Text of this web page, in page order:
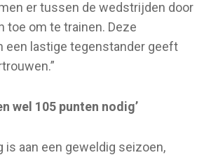
er tussen de wedstrijden door
toe om te trainen. Deze
een lastige tegenstander geeft
wel 105 punten nodig’
is aan een geweldig seizoen,